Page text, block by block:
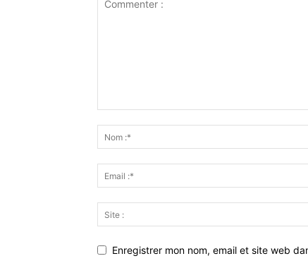
Enregistrer mon nom, email et site web